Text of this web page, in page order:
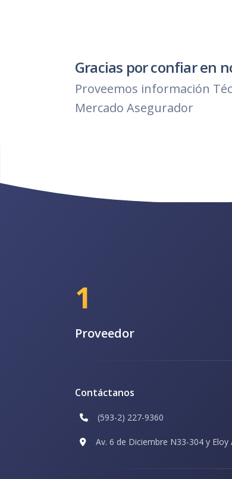
Gracias por confiar en
Proveemos información
Mercado Asegurador
1
Proveedor
Contáctanos
(593-2) 227-9360
Av. 6 de Diciembre N33-304 y